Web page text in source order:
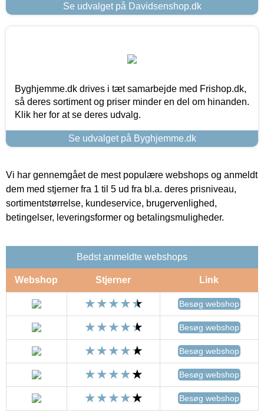
Se udvalget på Davidsenshop.dk
Byghjemme.dk drives i tæt samarbejde med Frishop.dk,
så deres sortiment og priser minder en del om hinanden.
Klik her for at se deres udvalg.
Se udvalget på Byghjemme.dk
Vi har gennemgået de mest populære webshops og anmeldt
dem med stjerner fra 1 til 5 ud fra bl.a. deres prisniveau,
sortimentstørrelse, kundeservice, brugervenlighed,
betingelser, leveringsformer og betalingsmuligheder.
Bedst anmeldte webshops
Webshop Stjerner Link
Besøg webshop
Besøg webshop
Besøg webshop
Besøg webshop
Besøg webshop